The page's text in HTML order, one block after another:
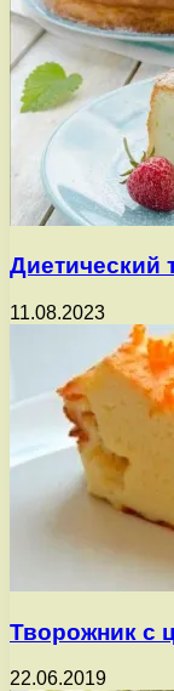
Диетический
11.08.2023
Творожник с
22.06.2019